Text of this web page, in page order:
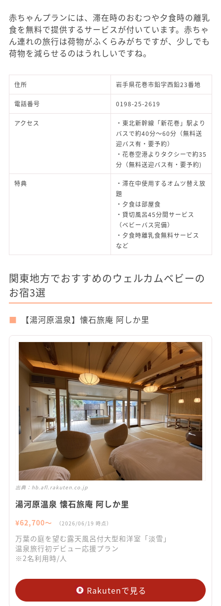
赤ちゃんプランには、滞在時のおむつや夕食時の離乳
食を無料で提供するサービスが付いています。赤ちゃ
ん連れの旅行は荷物がふくらみがちですが、少しでも
荷物を減らせるのはうれしいですね。
住所 岩手県花巻市鉛字西鉛23番地
電話番号 0198-25-2619
アクセス
・東北新幹線「新花巻」駅より
バスで約40分～60分（無料送
迎バス有・要予約）
・花巻空港よりタクシーで約35
分（無料送迎バス有・要予約)
特典
・滞在中使用するオムツ替え放
題
・夕食は部屋食
・貸切風呂45分間サービス
（ベビーバス完備）
・夕食時離乳食無料サービス
など
関東地方でおすすめのウェルカムベビーの
お宿3選
【湯河原温泉】懐石旅庵 阿しか里
出典： hb.afl.rakuten.co.jp
湯河原温泉 懐石旅庵 阿しか里
¥62,700〜 （2026/06/19 時点）
万葉の庭を望む露天風呂付大型和洋室「淡雪」
温泉旅行初デビュー応援プラン
※2名利用時/人
Rakutenで見る